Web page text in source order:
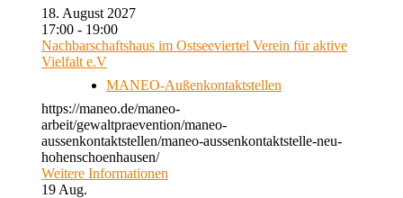
18. August 2027
17:00 - 19:00
Nachbarschaftshaus im Ostseeviertel Verein für aktive
Vielfalt e.V
MANEO-Außenkontaktstellen
https://maneo.de/maneo-
arbeit/gewaltpraevention/maneo-
aussenkontaktstellen/maneo-aussenkontaktstelle-neu-
hohenschoenhausen/
Weitere Informationen
19 Aug.